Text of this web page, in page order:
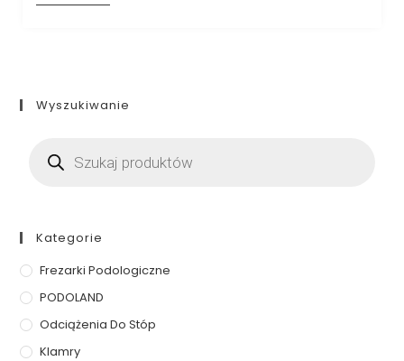
Wyszukiwanie
Kategorie
Frezarki Podologiczne
PODOLAND
Odciążenia Do Stóp
Klamry